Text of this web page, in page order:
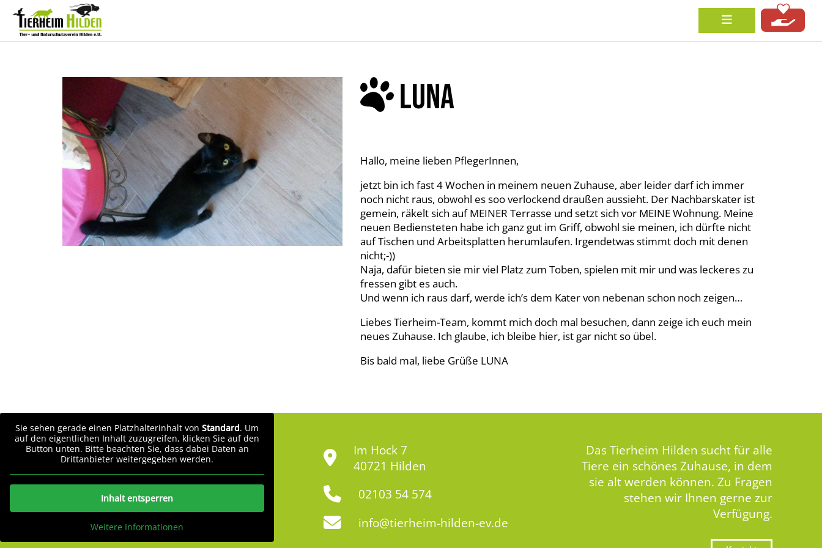
LUNA
Hallo, meine lieben PflegerInnen,
jetzt bin ich fast 4 Wochen in meinem neuen Zuhause, aber leider darf ich immer
noch nicht raus, obwohl es soo verlockend draußen aussieht. Der Nachbarskater ist
gemein, räkelt sich auf MEINER Terrasse und setzt sich vor MEINE Wohnung. Meine
neuen Bediensteten habe ich ganz gut im Griff, obwohl sie meinen, ich dürfte nicht
auf Tischen und Arbeitsplatten herumlaufen. Irgendetwas stimmt doch mit denen
nicht;-))
Naja, dafür bieten sie mir viel Platz zum Toben, spielen mit mir und was leckeres zu
fressen gibt es auch.
Und wenn ich raus darf, werde ich’s dem Kater von nebenan schon noch zeigen…
Liebes Tierheim-Team, kommt mich doch mal besuchen, dann zeige ich euch mein
neues Zuhause. Ich glaube, ich bleibe hier, ist gar nicht so übel.
Bis bald mal, liebe Grüße LUNA
Sie sehen gerade einen Platzhalterinhalt von Standard. Um
auf den eigentlichen Inhalt zuzugreifen, klicken Sie auf den
Button unten. Bitte beachten Sie, dass dabei Daten an
Drittanbieter weitergegeben werden.
Inhalt entsperren
Weitere Informationen
Im Hock 7
40721 Hilden
02103 54 574
info@tierheim-hilden-ev.de
Das Tierheim Hilden sucht für alle
Tiere ein schönes Zuhause, in dem
sie alt werden können. Zu Fragen
stehen wir Ihnen gerne zur
Verfügung.